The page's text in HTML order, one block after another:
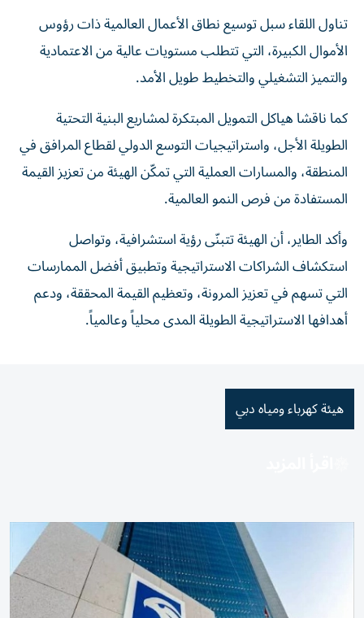
تناول اللقاء سبل توسيع نطاق الأعمال العالمية ذات رؤوس
الأموال الكبيرة، التي تتطلب مستويات عالية من الاعتمادية
والتميز التشغيلي والتخطيط طويل الأمد.
كما ناقشا هياكل التمويل المبتكرة لمشاريع البنية التحتية
الطويلة الأجل، واستراتيجيات التوسع الدولي لقطاع المرافق في
المنطقة، والمسارات العملية التي تمكّن الهيئة من تعزيز القيمة
المستفادة من فرص النمو العالمية.
وأكد الطاير، أن الهيئة تتبنّى رؤية استشرافية، وتواصل
استكشاف الشراكات الاستراتيجية وتطبيق أفضل الممارسات
التي تسهم في تعزيز المرونة، وتعظيم القيمة المحققة، ودعم
أهدافها الاستراتيجية الطويلة المدى محلياً وعالمياً.
هيئة كهرباء ومياه دبي